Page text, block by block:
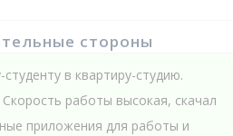
стороны
в квартиру-студию.
работы высокая, скачал
приложения для работы и